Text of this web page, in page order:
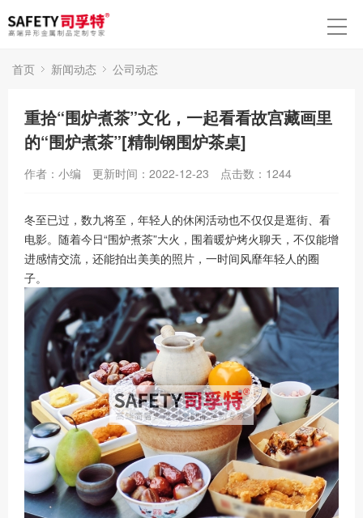
首页 新闻动态 公司动态
重拾“围炉煮茶”文化，一起看看故宫藏画里
的“围炉煮茶”[精制钢围炉茶桌]
作者：小编 更新时间：2022-12-23 点击数： 1244
冬至已过，数九将至，年轻人的休闲活动也不仅仅是逛街、看
电影。随着今日“围炉煮茶”大火，围着暖炉烤火聊天，不仅能增
进感情交流，还能拍出美美的照片，一时间风靡年轻人的圈
子。